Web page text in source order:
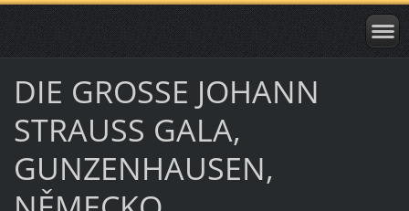
DIE GROSSE JOHANN
STRAUSS GALA,
GUNZENHAUSEN,